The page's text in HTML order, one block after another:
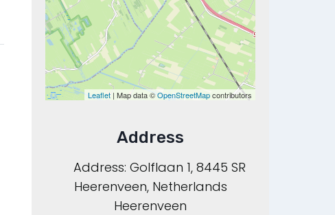
Leaflet| Map data ©OpenStreetMapcontributors
Address
Address:Golflaan 1, 8445 SR
Heerenveen, Netherlands
Heerenveen